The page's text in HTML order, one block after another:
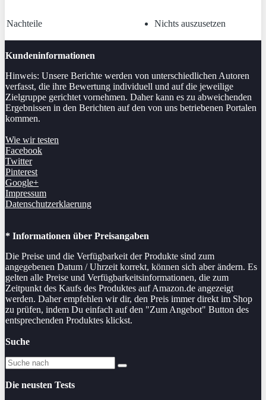
Nachteile Nichts auszusetzen
Kundeninformationen
Hinweis: Unsere Berichte werden von unterschiedlichen Autoren
verfasst, die ihre Bewertung individuell und auf die jeweilige
Zielgruppe gerichtet vornehmen. Daher kann es zu abweichenden
Ergebnissen in den Berichten auf den von uns betriebenen Portalen
kommen.
Wie wir testen
Facebook
Twitter
Pinterest
Google+
Impressum
Datenschutzerklaerung
* Informationen über Preisangaben
Die Preise und die Verfügbarkeit der Produkte sind zum
angegebenen Datum / Uhrzeit korrekt, können sich aber ändern. Es
gelten alle Preise und Verfügbarkeitsinformationen, die zum
Zeitpunkt des Kaufs des Produktes auf Amazon.de angezeigt
werden. Daher empfehlen wir dir, den Preis immer direkt im Shop
zu prüfen, indem Du einfach auf den "Zum Angebot" Button des
entsprechenden Produktes klickst.
Suche
Die neusten Tests